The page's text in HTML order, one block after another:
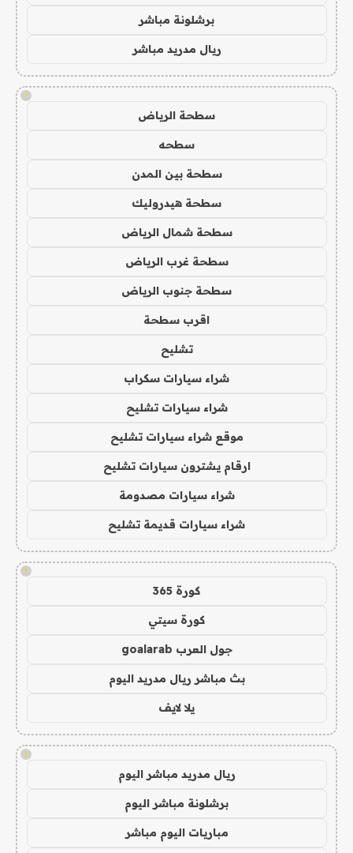
برشلونة مباشر
ريال مدريد مباشر
!
سطحة الرياض
سطحه
سطحة بين المدن
سطحة هيدروليك
سطحة شمال الرياض
سطحة غرب الرياض
سطحة جنوب الرياض
اقرب سطحة
تشليح
شراء سيارات سكراب
شراء سيارات تشليح
موقع شراء سيارات تشليح
ارقام يشترون سيارات تشليح
شراء سيارات مصدومة
شراء سيارات قديمة تشليح
!
كورة 365
كورة سيتي
جول العرب goalarab
بث مباشر ريال مدريد اليوم
يلا لايف
!
ريال مدريد مباشر اليوم
برشلونة مباشر اليوم
مباريات اليوم مباشر